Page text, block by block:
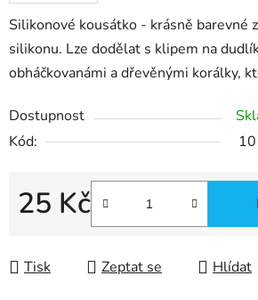
Silikonové kousátko - krásně barevné
silikonu. Lze dodělat s klipem na
obháčkovanámi a dřevěnými korálky,
Dostupnost
Kód:
25 Kč
Měrná cena:
Tisk Zeptat se Hlídat